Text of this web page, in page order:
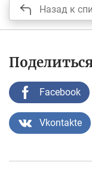
Назад к
Facebook
Vkontakte